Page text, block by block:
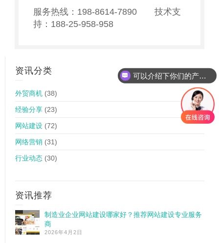
服务热线：198-8614-7890 技术支
持：188-25-958-958
资讯分类
外贸商机 (38)
经验分享 (23)
网站建设 (72)
网络营销 (31)
行业动态 (30)
资讯推荐
制造业企业网站建设哪家好？推荐网站建设专业服务
商
2026年4月2日
可以介绍下你们的产品么
你们是怎么收费的呢